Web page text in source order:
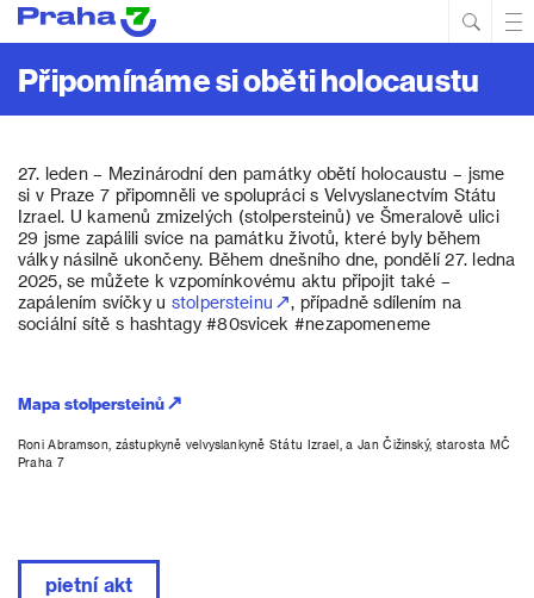
Připomínáme si oběti holocaustu
27. leden – Mezinárodní den památky obětí holocaustu – jsme
si v Praze 7 připomněli ve spolupráci s Velvyslanectvím Státu
Izrael. U kamenů zmizelých (stolpersteinů) ve Šmeralově ulici
29 jsme zapálili svíce na památku životů, které byly během
války násilně ukončeny. Během dnešního dne, pondělí 27. ledna
2025, se můžete k vzpomínkovému aktu připojit také –
zapálením svíčky ustolpersteinu
, případně sdílením na
sociální sítě s hashtagy #80svicek #nezapomeneme
Mapa stolpersteinů
Roni Abramson, zástupkyně velvyslankyně Státu Izrael, a Jan Čižinský, starosta MČ
Praha 7
pietní akt